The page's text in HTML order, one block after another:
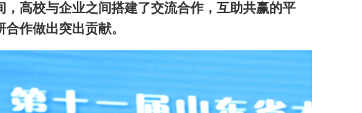
高校与企业之间搭建了交流合作，互助共赢的平
作做出突出贡献。